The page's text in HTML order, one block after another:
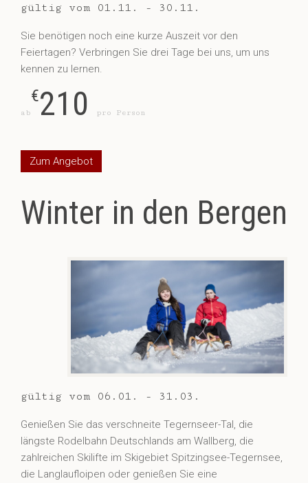
gültig vom 01.11. - 30.11.
Sie benötigen noch eine kurze Auszeit vor den
Feiertagen? Verbringen Sie drei Tage bei uns, um uns
kennen zu lernen.
ab
€210 pro Person
Zum Angebot
Winter in den Bergen
gültig vom 06.01. - 31.03.
Genießen Sie das verschneite Tegernseer-Tal, die
längste Rodelbahn Deutschlands am Wallberg, die
zahlreichen Skilifte im Skigebiet Spitzingsee-Tegernsee,
die Langlaufloipen oder genießen Sie eine